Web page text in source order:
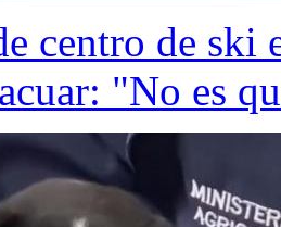
centro de
"No es